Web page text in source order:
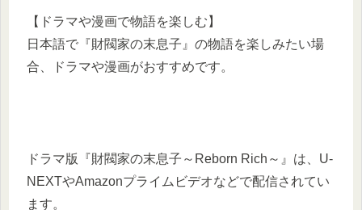
【ドラマや漫画で物語を楽しむ】
日本語で『財閥家の末息子』の物語を楽しみたい場
合、ドラマや漫画がおすすめです。
ドラマ版『財閥家の末息子～Reborn Rich～』は、U-
NEXTやAmazonプライムビデオなどで配信されてい
ます。